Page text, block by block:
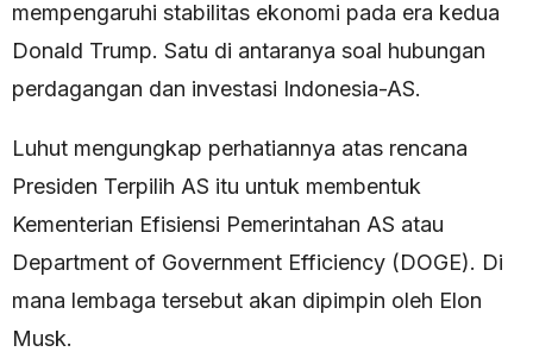
mempengaruhi stabilitas ekonomi pada era kedua
Donald Trump. Satu di antaranya soal hubungan
perdagangan dan investasi Indonesia-AS.
Luhut mengungkap perhatiannya atas rencana
Presiden Terpilih AS itu untuk membentuk
Kementerian Efisiensi Pemerintahan AS atau
Department of Government Efficiency (DOGE). Di
mana lembaga tersebut akan dipimpin oleh Elon
Musk.